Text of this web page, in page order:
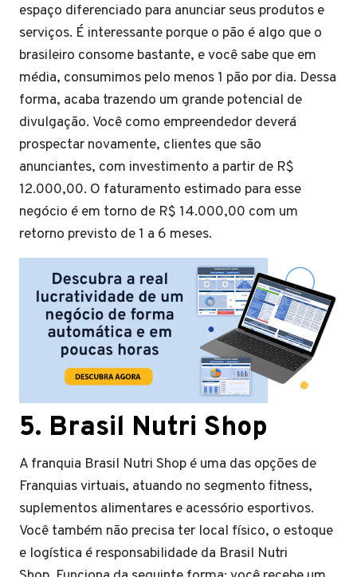
espaço diferenciado para anunciar seus produtos e
serviços. É interessante porque o pão é algo que o
brasileiro consome bastante, e você sabe que em
média, consumimos pelo menos 1 pão por dia. Dessa
forma, acaba trazendo um grande potencial de
divulgação. Você como empreendedor deverá
prospectar novamente, clientes que são
anunciantes, com investimento a partir de R$
12.000,00. O faturamento estimado para esse
negócio é em torno de R$ 14.000,00 com um
retorno previsto de 1 a 6 meses.
5. Brasil Nutri Shop
A franquia Brasil Nutri Shop é uma das opções de
Franquias virtuais, atuando no segmento fitness,
suplementos alimentares e acessório esportivos.
Você também não precisa ter local físico, o estoque
e logística é responsabilidade da Brasil Nutri